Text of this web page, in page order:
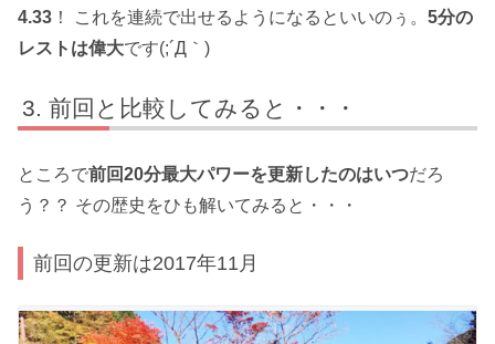
4.33 ！ これを連続で出せるようになるといいのぅ。 5分の
レストは偉大です(;´Д｀)
前回と比較してみると・・・
ところで前回20分最大パワーを更新したのはいつだろ
う？？ その歴史をひも解いてみると・・・
前回の更新は2017年11月